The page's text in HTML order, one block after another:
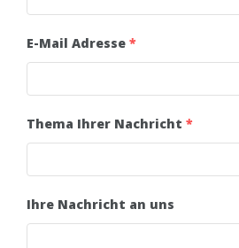
E-Mail Adresse *
Thema Ihrer Nachricht *
Ihre Nachricht an uns